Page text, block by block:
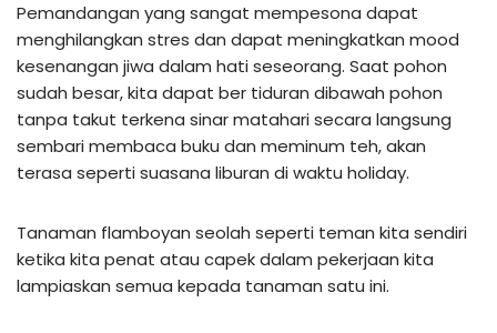
Pemandangan yang sangat mempesona dapat
menghilangkan stres dan dapat meningkatkan mood
kesenangan jiwa dalam hati seseorang. Saat pohon
sudah besar, kita dapat ber tiduran dibawah pohon
tanpa takut terkena sinar matahari secara langsung
sembari membaca buku dan meminum teh, akan
terasa seperti suasana liburan di waktu holiday.
Tanaman flamboyan seolah seperti teman kita sendiri
ketika kita penat atau capek dalam pekerjaan kita
lampiaskan semua kepada tanaman satu ini.